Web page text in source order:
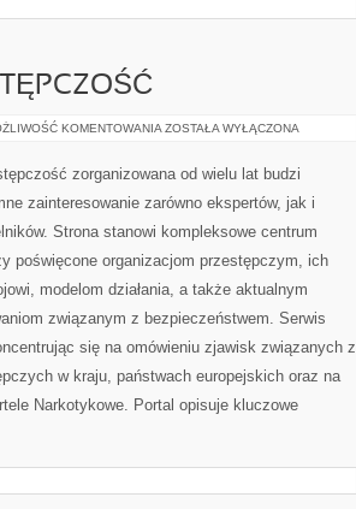
KOMENTOWANIA NOWOCZESNA
ZOSTAŁA WYŁĄCZONA
zorganizowana od wielu lat budzi
zainteresowanie zarówno ekspertów, jak i
Strona stanowi kompleksowe centrum
poświęcone organizacjom przestępczym, ich
modelom działania, a także aktualnym
związanym z bezpieczeństwem. Serwis
się na omówieniu zjawisk związanych z
w kraju, państwach europejskich oraz na
Narkotykowe. Portal opisuje kluczowe